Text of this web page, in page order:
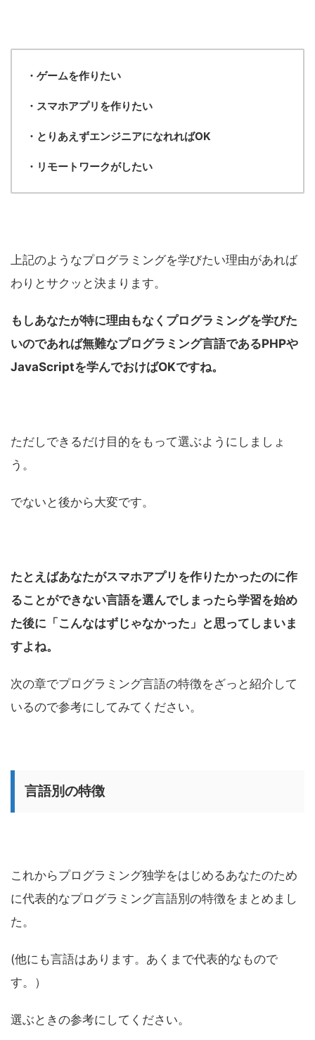
・ゲームを作りたい
・スマホアプリを作りたい
・とりあえずエンジニアになれればOK
・リモートワークがしたい
上記のようなプログラミングを学びたい理由があれば
わりとサクッと決まります。
もしあなたが特に理由もなくプログラミングを学びた
いのであれば無難なプログラミング言語であるPHPや
JavaScriptを学んでおけばOKですね。
ただしできるだけ目的をもって選ぶようにしましょ
う。
でないと後から大変です。
たとえばあなたがスマホアプリを作りたかったのに作
ることができない言語を選んでしまったら学習を始め
た後に「こんなはずじゃなかった」と思ってしまいま
すよね。
次の章でプログラミング言語の特徴をざっと紹介して
いるので参考にしてみてください。
言語別の特徴
これからプログラミング独学をはじめるあなたのため
に代表的なプログラミング言語別の特徴をまとめまし
た。
(他にも言語はあります。あくまで代表的なもので
す。）
選ぶときの参考にしてください。